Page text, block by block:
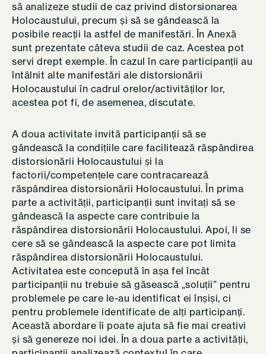
să analizeze studii de caz privind distorsionarea
Holocaustului, precum și să se gândească la
posibile reacții la astfel de manifestări. În Anexă
sunt prezentate câteva studii de caz. Acestea pot
servi drept exemple. În cazul în care participanții au
întâlnit alte manifestări ale distorsionării
Holocaustului în cadrul orelor/activităților lor,
acestea pot fi, de asemenea, discutate.
A doua activitate invită participanții să se
gândească la condițiile care facilitează răspândirea
distorsionării Holocaustului și la
factorii/competențele care contracarează
răspândirea distorsionării Holocaustului. În prima
parte a activității, participanții sunt invitați să se
gândească la aspecte care contribuie la
răspândirea distorsionării Holocaustului. Apoi, li se
cere să se gândească la aspecte care pot limita
răspândirea distorsionării Holocaustului.
Activitatea este concepută în așa fel încât
participanții nu trebuie să găsească „soluții” pentru
problemele pe care le-au identificat ei înșiși, ci
pentru problemele identificate de alți participanți.
Această abordare îi poate ajuta să fie mai creativi
și să genereze noi idei. În a doua parte a activității,